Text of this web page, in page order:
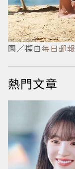
圖／擷自每日郵報
熱門文章